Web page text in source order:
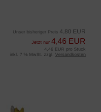
Unser bisheriger Preis 4,80 EUR
Jetzt nur 4,46 EUR
4,46 EUR pro Stück
inkl. 7 % MwSt. zzgl. Versandkosten